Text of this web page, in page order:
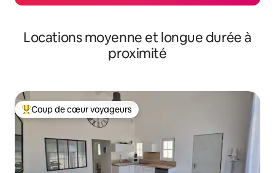
Locations moyenne et longue durée à
proximité
Coups de cœur voyageurs les plus appréciés
Coup de cœur voyageurs